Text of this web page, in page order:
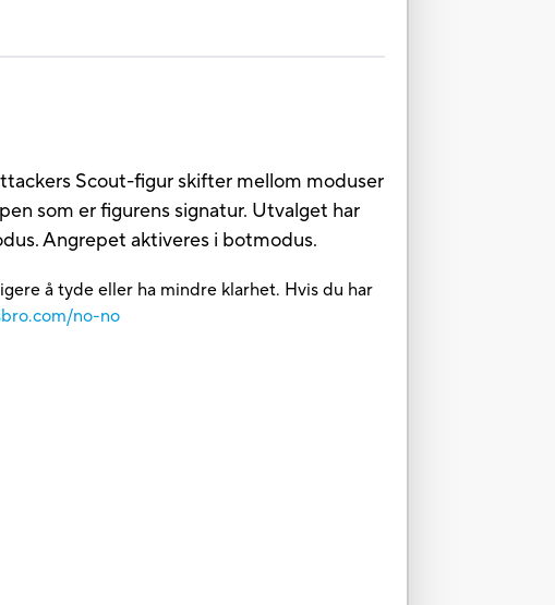
Scout-figur skifter mellom moduser
som er figurens signatur. Utvalget har
Angrepet aktiveres i botmodus.
å tyde eller ha mindre klarhet. Hvis du har
no-no